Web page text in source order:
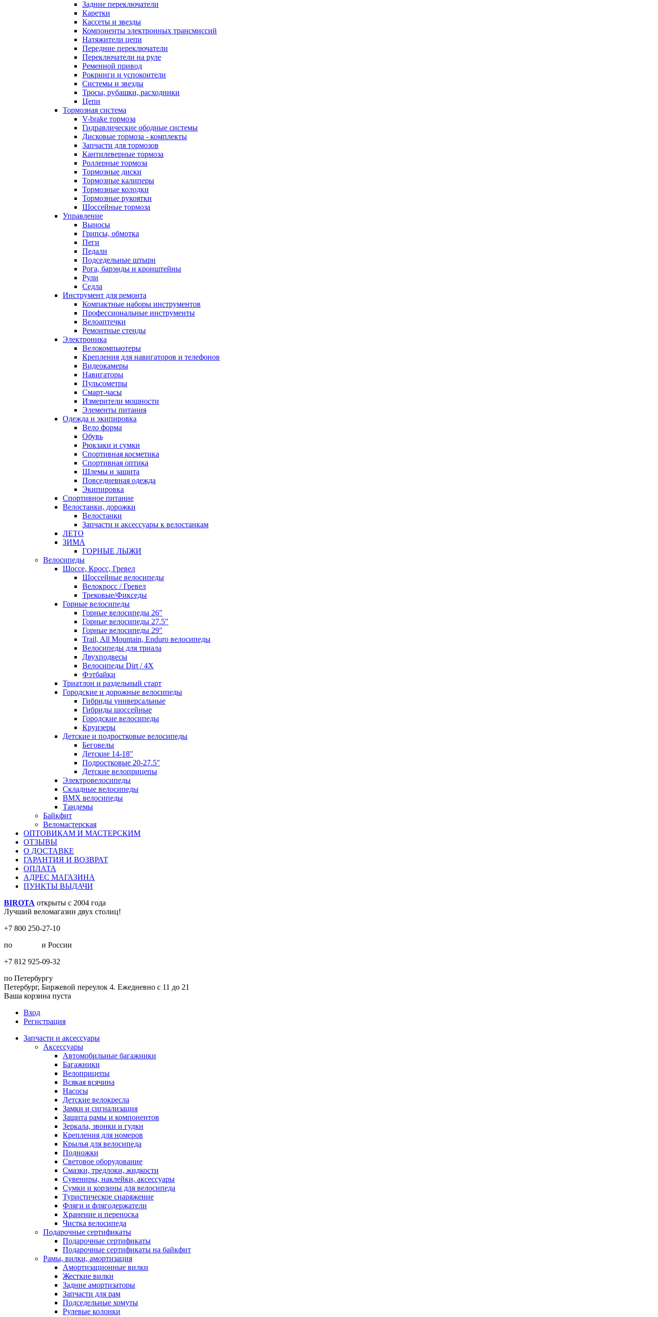
Задние переключатели
Каретки
Кассеты и звезды
Компоненты электронных трансмиссий
Натяжители цепи
Передние переключатели
Переключатели на руле
Ременной привод
Рокринги и успокоители
Системы и звезды
Тросы, рубашки, расходники
Цепи
Тормозная система
V-brake тормоза
Гидравлические ободные системы
Дисковые тормоза - комплекты
Запчасти для тормозов
Кантилеверные тормоза
Роллерные тормоза
Тормозные диски
Тормозные калиперы
Тормозные колодки
Тормозные рукоятки
Шоссейные тормоза
Управление
Выносы
Грипсы, обмотка
Пеги
Педали
Подседельные штыри
Рога, барэнды и кронштейны
Рули
Седла
Инструмент для ремонта
Компактные наборы инструментов
Профессиональные инструменты
Велоаптечки
Ремонтные стенды
Электроника
Велокомпьютеры
Крепления для навигаторов и телефонов
Видеокамеры
Навигаторы
Пульсометры
Смарт-часы
Измерители мощности
Элементы питания
Одежда и экипировка
Вело форма
Обувь
Рюкзаки и сумки
Спортивная косметика
Спортивная оптика
Шлемы и защита
Повседневная одежда
Экипировка
Спортивное питание
Велостанки, дорожки
Велостанки
Запчасти и аксессуары к велостанкам
ЛЕТО
ЗИМА
ГОРНЫЕ ЛЫЖИ
Велосипеды
Шоссе, Кросс, Гревел
Шоссейные велосипеды
Велокросс / Гревел
Трековые/Фикседы
Горные велосипеды
Горные велосипеды 26"
Горные велосипеды 27.5"
Горные велосипеды 29"
Trail, All Mountain, Enduro велосипеды
Велосипеды для триала
Двухподвесы
Велосипеды Dirt / 4X
Фэтбайки
Триатлон и раздельный старт
Городские и дорожные велосипеды
Гибриды универсальные
Гибриды шоссейные
Городские велосипеды
Круизеры
Детские и подростковые велосипеды
Беговелы
Детские 14-18"
Подростковые 20-27.5"
Детские велоприцепы
Электровелосипеды
Складные велосипеды
BMX велосипеды
Тандемы
Байкфит
Веломастерская
ОПТОВИКАМ И МАСТЕРСКИМ
ОТЗЫВЫ
О ДОСТАВКЕ
ГАРАНТИЯ И ВОЗВРАТ
ОПЛАТА
АДРЕС МАГАЗИНА
ПУНКТЫ ВЫДАЧИ
BIROTA открыты с 2004 года
Лучший веломагазин двух столиц!
+7 800 250-27-10
по
и России
+7 812 925-09-32
по Петербургу
Петербург, Биржевой переулок 4. Ежедневно с 11 до 21
Ваша корзина пуста
Вход
Регистрация
Запчасти и аксессуары
Аксессуары
Автомобильные багажники
Багажники
Велоприцепы
Всякая всячина
Насосы
Детские велокресла
Замки и сигнализация
Защита рамы и компонентов
Зеркала, звонки и гудки
Крепления для номеров
Крылья для велосипеда
Подножки
Световое оборудование
Смазки, тредлоки, жидкости
Сувениры, наклейки, аксессуары
Сумки и корзины для велосипеда
Туристическое снаряжение
Фляги и флягодержатели
Хранение и переноска
Чистка велосипеда
Подарочные сертификаты
Подарочные сертификаты
Подарочные сертификаты на байкфит
Рамы, вилки, амортизация
Амортизационные вилки
Жесткие вилки
Задние амортизаторы
Запчасти для рам
Подседельные хомуты
Рулевые колонки